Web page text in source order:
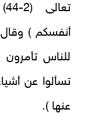
تسألوا عن
عنها ).